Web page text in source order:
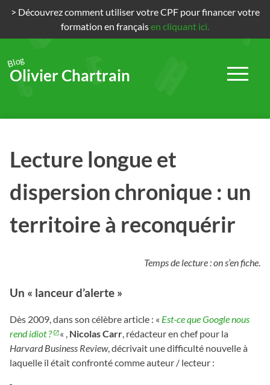
> Découvrez comment utiliser votre CPF pour financer votre
formation en françaisen cliquant ici.
Blog
Olivier Chartrain
Lecture longue et
dispersion chronique : un
territoire à reconquérir
Temps de lecture : on s’en fiche
Un « lanceur d’alerte »
Dès 2009, dans son célèbre article : « Est-ce que Google nous
rend idiot ?
« , Nicolas Carr, rédacteur en chef pour la
Harvard Business Review, décrivait une difficulté nouvelle à
laquelle il était confronté comme auteur / lecteur :